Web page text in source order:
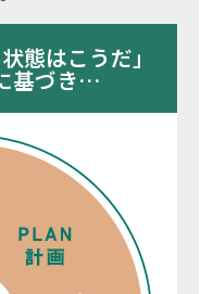
態はこうだ」
基づき…